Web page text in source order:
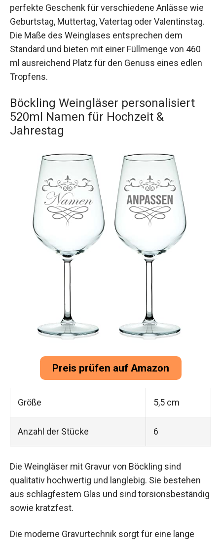
perfekte Geschenk für verschiedene Anlässe wie
Geburtstag, Muttertag, Vatertag oder Valentinstag.
Die Maße des Weinglases entsprechen dem
Standard und bieten mit einer Füllmenge von 460
ml ausreichend Platz für den Genuss eines edlen
Tropfens.
Böckling Weingläser personalisiert
520ml Namen für Hochzeit &
Jahrestag
Preis prüfen auf Amazon
Größe 5,5 cm
Anzahl der Stücke 6
Die Weingläser mit Gravur von Böckling sind
qualitativ hochwertig und langlebig. Sie bestehen
aus schlagfestem Glas und sind torsionsbeständig
sowie kratzfest.
Die moderne Gravurtechnik sorgt für eine lange